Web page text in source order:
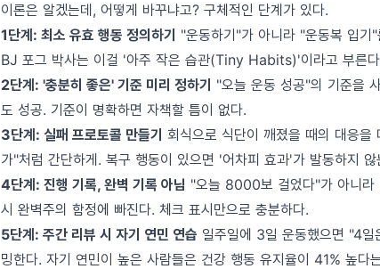
이론은 알겠는데, 어떻게 바꾸냐고? 구체적인 단계가 있다.
1단계: 최소 유효 행동 정의하기 "운동하기"가 아니라 "운동복 입기
BJ 포그 박사는 이걸 '아주 작은 습관(Tiny Habits)'이라고 부른
2단계: '충분히 좋은' 기준 미리 정하기 "오늘 운동 성공"의 기준을
도 성공. 기준이 명확하면 자책할 틈이 없다.
3단계: 실패 프로토콜 만들기 회식으로 식단이 깨졌을 때의 대응
가"처럼 간단하게. 복구 행동이 있으면 '어차피 효과'가 발동하지 않
4단계: 진행 기록, 완벽 기록 아님 "오늘 8000보 걸었다"가 아니라
시 완벽주의 함정에 빠진다. 체크 표시만으로 충분하다.
5단계: 주간 리뷰 시 자기 연민 연습 일주일에 3일 운동했으면 "4
밍한다. 자기 연민이 높은 사람들은 건강 행동 유지율이 41% 높다